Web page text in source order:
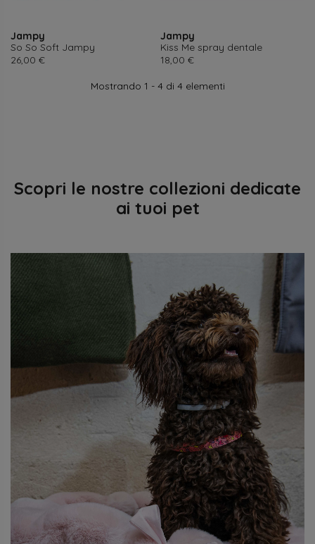
Jampy
So So Soft Jampy
Prezzo
26,00 €
Jampy
Kiss Me spray dentale
Prezzo
18,00 €
Mostrando 1 - 4 di 4 elementi
Scopri le nostre collezioni dedicate
ai tuoi pet